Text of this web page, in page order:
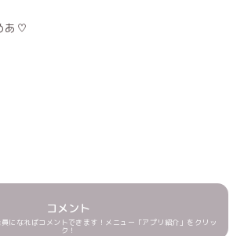
あ♡
コメント
になればコメントできます！メニュー「アプリ紹介」をクリッ
ク！